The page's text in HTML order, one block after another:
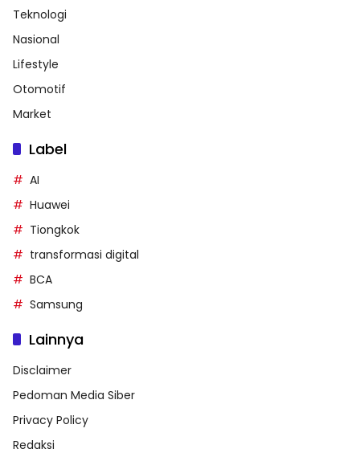
Teknologi
Nasional
Lifestyle
Otomotif
Market
Label
AI
Huawei
Tiongkok
transformasi digital
BCA
Samsung
Lainnya
Disclaimer
Pedoman Media Siber
Privacy Policy
Redaksi